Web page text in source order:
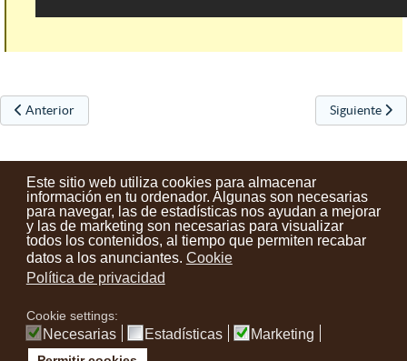
Este sitio web utiliza cookies para almacenar
información en tu ordenador. Algunas son necesarias
para navegar, las de estadísticas nos ayudan a mejorar
y las de marketing son necesarias para visualizar
todos los contenidos, al tiempo que permiten recabar
datos a los anunciantes. Cookie
Política de privacidad
Cookie settings:
Necesarias Estadísticas Marketing
Artículo anterior: DECLARACION DEL AYUNTAMIENTO DE
Anterior Artículo
Siguiente
Contactos Condiciones de uso Aviso legal
Noticias
Tu opinión cuenta
instagram
facebookyoutube